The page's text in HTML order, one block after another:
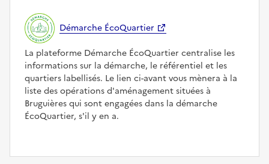
Démarche ÉcoQuartier
La plateforme Démarche ÉcoQuartier centralise les
informations sur la démarche, le référentiel et les
quartiers labellisés. Le lien ci-avant vous mènera à la
liste des opérations d'aménagement situées à
Bruguières qui sont engagées dans la démarche
ÉcoQuartier, s'il y en a.